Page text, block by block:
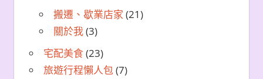
搬遷、歇業店家 (21)
關於我(3)
宅配美食(23)
旅遊行程懶人包(7)